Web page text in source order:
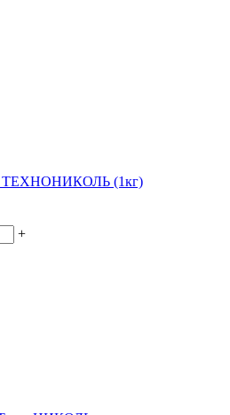
ТЕХНОНИКОЛЬ (1кг)
+